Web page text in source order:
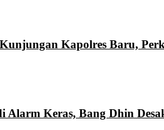
Kapolres Baru,
Alarm Keras, Bang Dhin